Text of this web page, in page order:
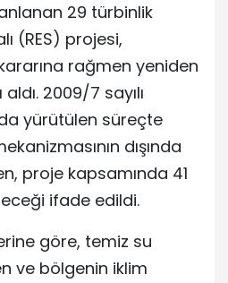
29 türbinlik
(RES) projesi,
rağmen yeniden
2009/7 sayılı
yürütülen süreçte
dışında
proje kapsamında 41
ifade edildi.
göre, temiz su
ve bölgenin iklim